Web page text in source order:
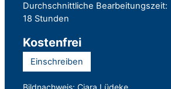
Durchschnittliche Bearbeitungszeit:
18 Stunden
Kostenfrei
Einschreiben
Bildnachweis: Ciara Lüdeke